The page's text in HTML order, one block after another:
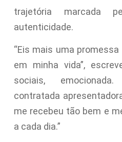
trajetória marcada
autenticidade.
“Eis mais uma
em minha vida”,
sociais,
contratada
me recebeu tão bem e
a cada dia.”